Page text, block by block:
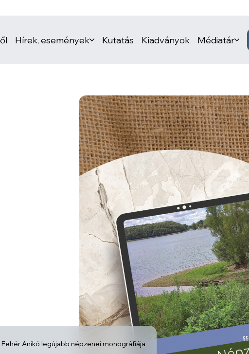
Hírek, események Kutatás Kiadványok Médiatár
Anikó legújabb népzenei monográfiája